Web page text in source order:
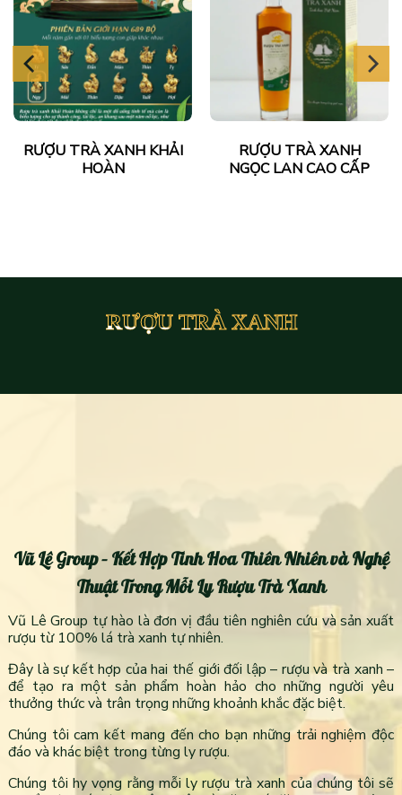
RƯỢU TRÀ XANH
HƯƠNG NHÀI
RƯỢU TRÀ XANH
HƯƠNG QUẾ CAO CẤP
RƯỢU TRÀ XANH
RƯỢU TRÀ XANH
Vũ Lê Group – Kết Hợp Tinh Hoa Thiên Nhiên và Nghệ
Thuật Trong Mỗi Ly Rượu Trà Xanh
Vũ Lê Group tự hào là đơn vị đầu tiên nghiên cứu và sản xuất
rượu từ 100% lá trà xanh tự nhiên.
Đây là sự kết hợp của hai thế giới đối lập – rượu và trà xanh –
để tạo ra một sản phẩm hoàn hảo cho những người yêu
thưởng thức và trân trọng những khoảnh khắc đặc biệt.
Chúng tôi cam kết mang đến cho bạn những trải nghiệm độc
đáo và khác biệt trong từng ly rượu.
Chúng tôi hy vọng rằng mỗi ly rượu trà xanh của chúng tôi sẽ